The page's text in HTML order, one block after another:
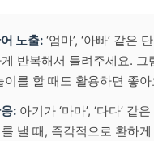
노출: ‘엄마’, ‘아빠’ 같은
반복해서 들려주세요. 그
이를 할 때도 활용하면 좋아
: 아기가 ‘마마’, ‘다다’ 같
낼 때, 즉각적으로 환하